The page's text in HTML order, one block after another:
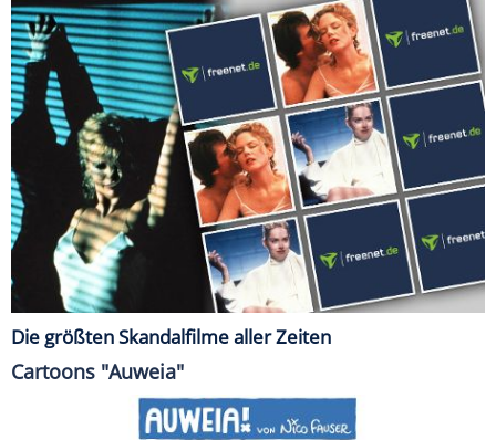
Die größten Skandalfilme aller Zeiten
Cartoons "Auweia"